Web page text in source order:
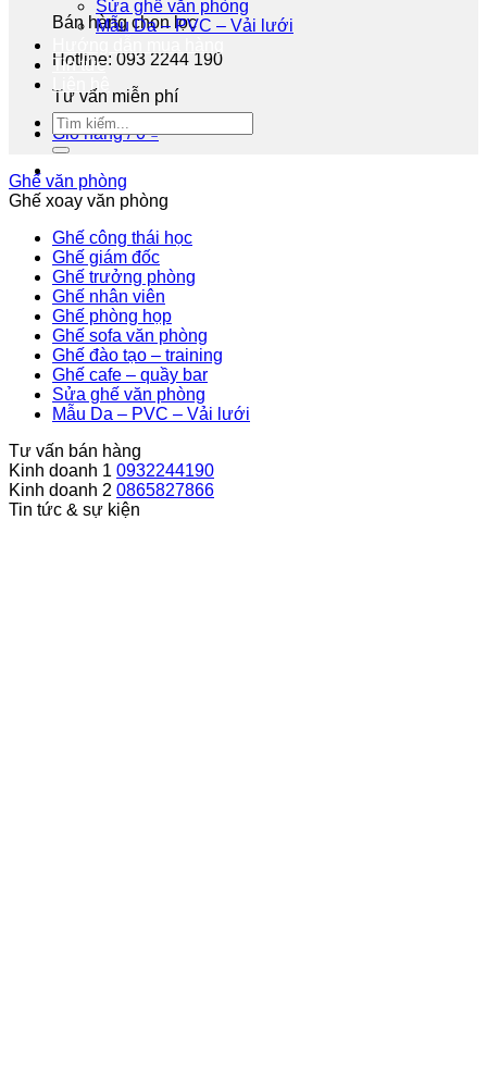
Bán hàng chọn lọc
Hotline: 093 2244 190
Tư vấn miễn phí
Giỏ hàng /0₫
Sửa ghế văn phòng
Mẫu Da – PVC – Vải lưới
Tin tức
Liên hệ
Ghế văn phòng
Ghế xoay văn phòng
Ghế công thái học
Ghế giám đốc
Ghế trưởng phòng
Ghế nhân viên
Ghế phòng họp
Ghế sofa văn phòng
Ghế đào tạo – training
Ghế cafe – quầy bar
Sửa ghế văn phòng
Mẫu Da – PVC – Vải lưới
Tư vấn bán hàng
Kinh doanh 1 0932244190
Kinh doanh 2 0865827866
Tin tức & sự kiện